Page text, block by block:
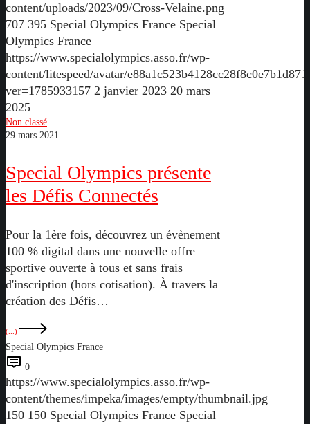
content/uploads/2023/09/Cross-Velaine.png
707 395 Special Olympics France Special
Olympics France
https://www.specialolympics.asso.fr/wp-
content/litespeed/avatar/
ver=1785933157 2 janvier 2023 20 mars
2025
Non classé
29 mars 2021
Special Olympics présente
les Défis Connectés
Pour la 1ère fois, découvrez un évènement
100 % digital dans une nouvelle offre
sportive ouverte à tous et sans frais
d'inscription (hors cotisation). À travers la
création des Défis…
(...)
Special Olympics France
0
https://www.specialolympics.asso.fr/wp-
content/themes/impeka/images/empty/thumbnail.jpg
150 150 Special Olympics France Special